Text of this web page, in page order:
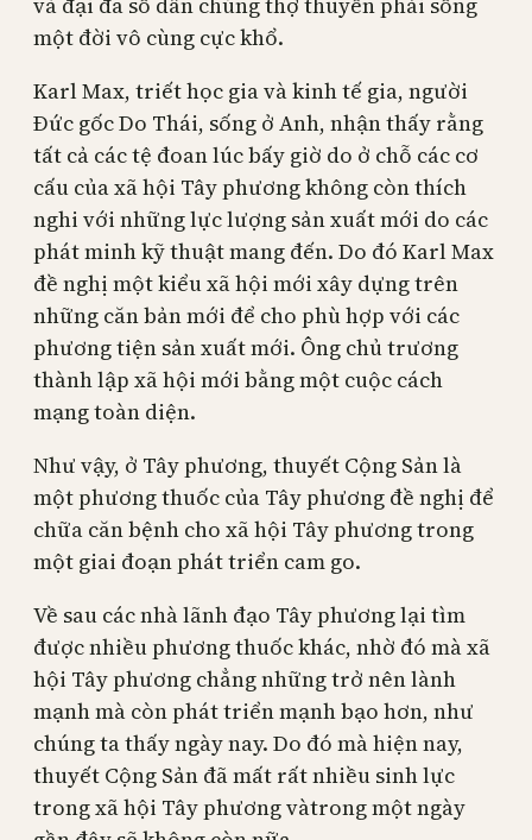
một đời vô cùng cực khổ.
Karl Max, triết học gia và kinh tế gia, người
Đức gốc Do Thái, sống ở Anh, nhận thấy rằng
tất cả các tệ đoan lúc bấy giờ do ở chỗ các cơ
cấu của xã hội Tây phương không còn thích
nghi với những lực lượng sản xuất mới do các
phát minh kỹ thuật mang đến. Do đó Karl Max
đề nghị một kiểu xã hội mới xây dựng trên
những căn bản mới để cho phù hợp với các
phương tiện sản xuất mới. Ông chủ trương
thành lập xã hội mới bằng một cuộc cách
mạng toàn diện.
Như vậy, ở Tây phương, thuyết Cộng Sản là
một phương thuốc của Tây phương đề nghị để
chữa căn bệnh cho xã hội Tây phương trong
một giai đoạn phát triển cam go.
Về sau các nhà lãnh đạo Tây phương lại tìm
được nhiều phương thuốc khác, nhờ đó mà xã
hội Tây phương chẳng những trở nên lành
mạnh mà còn phát triển mạnh bạo hơn, như
chúng ta thấy ngày nay. Do đó mà hiện nay,
thuyết Cộng Sản đã mất rất nhiều sinh lực
trong xã hội Tây phương vàtrong một ngày